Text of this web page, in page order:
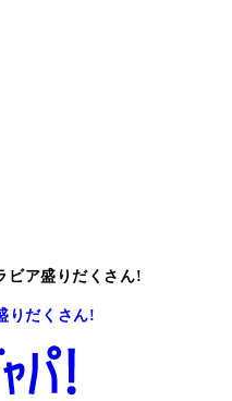
ビア盛りだくさん!
りだくさん!